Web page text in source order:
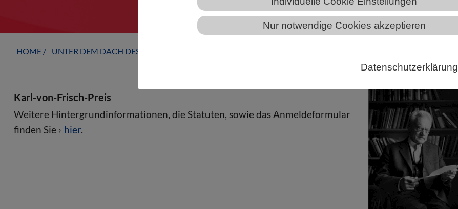
Nur notwendige Cookies akzeptieren
Datenschutzerklärung
HOME UNTER DEM DACH DES VBIO
Karl-von-Frisch-Preis
Weitere Hintergrundinformationen, die Statuten, sowie das Anmeldeformular
finden Sie
hier